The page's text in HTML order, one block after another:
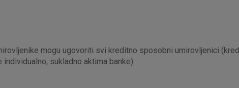
mogu ugovoriti svi kreditno sposobni umirovljenici
sukladno aktima banke).